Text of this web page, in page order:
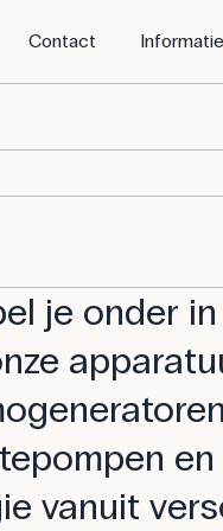
Contact Informatie
je onder
vanuit